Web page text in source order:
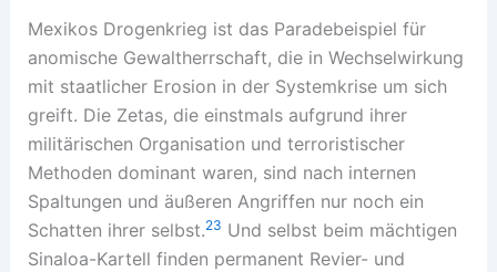
Mexikos Drogenkrieg ist das Paradebeispiel für
anomische Gewaltherrschaft, die in Wechselwirkung
mit staatlicher Erosion in der Systemkrise um sich
greift. Die Zetas, die einstmals aufgrund ihrer
militärischen Organisation und terroristischer
Methoden dominant waren, sind nach internen
Spaltungen und äußeren Angriffen nur noch ein
Schatten ihrer selbst.23 Und selbst beim mächtigen
Sinaloa-Kartell finden permanent Revier- und